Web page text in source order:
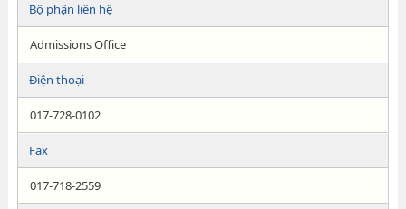
Bộ phận liên hệ
Admissions Office
Điện thoại
017-728-0102
Fax
017-718-2559